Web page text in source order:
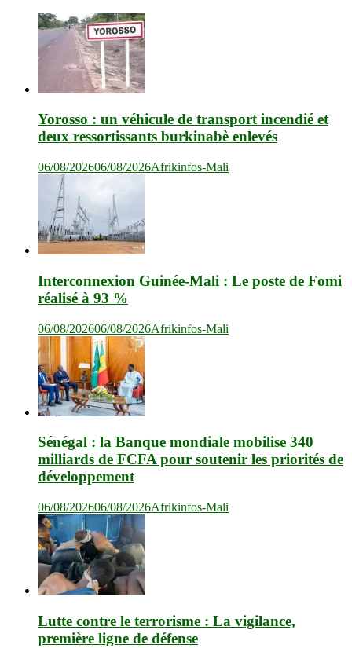
Yorosso : un véhicule de transport incendié et
deux ressortissants burkinabè enlevés
06/08/202606/08/2026Afrikinfos-Mali
Interconnexion Guinée-Mali : Le poste de Fomi
réalisé à 93 %
06/08/202606/08/2026Afrikinfos-Mali
Sénégal : la Banque mondiale mobilise 340
milliards de FCFA pour soutenir les priorités de
développement
06/08/202606/08/2026Afrikinfos-Mali
Lutte contre le terrorisme : La vigilance,
première ligne de défense